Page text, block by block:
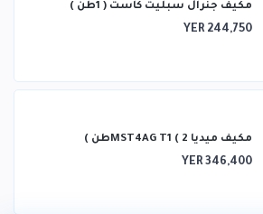
مكيف جنرال سبليت كاست ( 1طن )
YER 244,750
مكيف ميديا ​​MST4AG T1 ( 2طن )
YER 346,400